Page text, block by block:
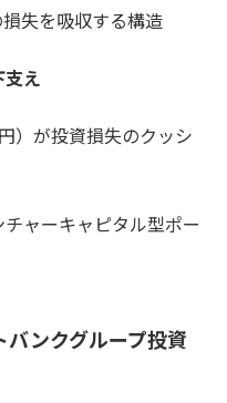
失を吸収する構造
え
）が投資損失のクッシ
ャーキャピタル型ポー
ンクグループ投資